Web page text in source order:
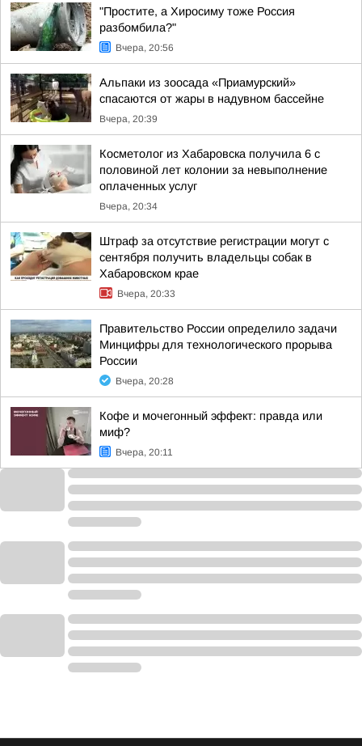
"Простите, а Хиросиму тоже Россия
разбомбила?"
Вчера, 20:56
Альпаки из зоосада «Приамурский»
спасаются от жары в надувном бассейне
Вчера, 20:39
Косметолог из Хабаровска получила 6 с
половиной лет колонии за невыполнение
оплаченных услуг
Вчера, 20:34
Штраф за отсутствие регистрации могут с
сентября получить владельцы собак в
Хабаровском крае
Вчера, 20:33
Правительство России определило задачи
Минцифры для технологического прорыва
России
Вчера, 20:28
Кофе и мочегонный эффект: правда или
миф?
Вчера, 20:11